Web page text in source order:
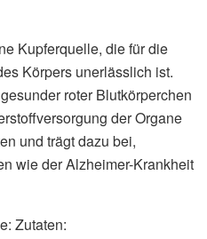
Kupferquelle, die für die
Körpers unerlässlich ist.
roter Blutkörperchen
der Organe
und trägt dazu bei,
wie der Alzheimer-Krankheit
Zutaten: